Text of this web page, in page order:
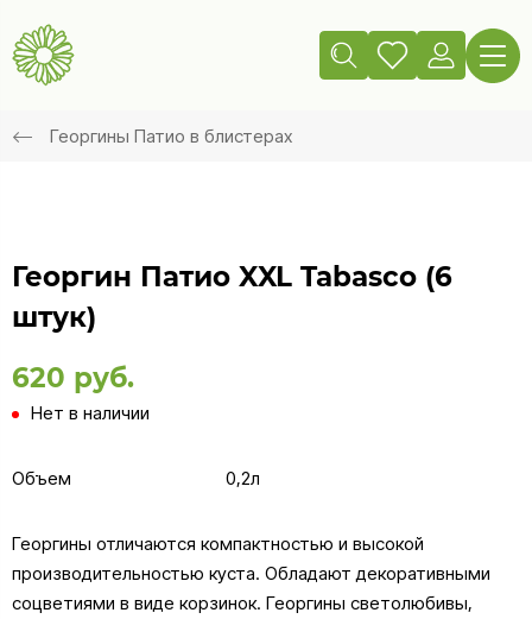
Георгины Патио в блистерах
Георгин Патио XXL Tabasco (6
штук)
620 руб.
Нет в наличии
Объем 0,2л
Георгины отличаются компактностью и высокой
производительностью куста. Обладают декоративными
соцветиями в виде корзинок. Георгины светолюбивы,